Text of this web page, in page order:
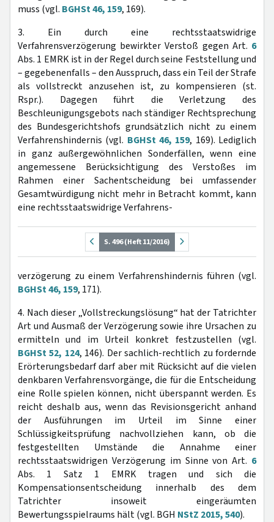
muss (vgl. BGHSt 46, 159, 169).
3. Ein durch eine rechtsstaatswidrige
Verfahrensverzögerung bewirkter Verstoß gegen Art. 6
Abs. 1 EMRK ist in der Regel durch seine Feststellung und
– gegebenenfalls – den Ausspruch, dass ein Teil der Strafe
als vollstreckt anzusehen ist, zu kompensieren (st.
Rspr.). Dagegen führt die Verletzung des
Beschleunigungsgebots nach ständiger Rechtsprechung
des Bundesgerichtshofs grundsätzlich nicht zu einem
Verfahrenshindernis (vgl. BGHSt 46, 159, 169). Lediglich
in ganz außergewöhnlichen Sonderfällen, wenn eine
angemessene Berücksichtigung des Verstoßes im
Rahmen einer Sachentscheidung bei umfassender
Gesamtwürdigung nicht mehr in Betracht kommt, kann
eine rechtsstaatswidrige Verfahrens-
S. 496 (Heft 11/2016)
verzögerung zu einem Verfahrenshindernis führen (vgl.
BGHSt 46, 159, 171).
4. Nach dieser „Vollstreckungslösung“ hat der Tatrichter
Art und Ausmaß der Verzögerung sowie ihre Ursachen zu
ermitteln und im Urteil konkret festzustellen (vgl.
BGHSt 52, 124, 146). Der sachlich-rechtlich zu fordernde
Erörterungsbedarf darf aber mit Rücksicht auf die vielen
denkbaren Verfahrensvorgänge, die für die Entscheidung
eine Rolle spielen können, nicht überspannt werden. Es
reicht deshalb aus, wenn das Revisionsgericht anhand
der Ausführungen im Urteil im Sinne einer
Schlüssigkeitsprüfung nachvollziehen kann, ob die
festgestellten Umstände die Annahme einer
rechtsstaatswidrigen Verzögerung im Sinne von Art. 6
Abs. 1 Satz 1 EMRK tragen und sich die
Kompensationsentscheidung innerhalb des dem
Tatrichter insoweit eingeräumten
Bewertungsspielraums hält (vgl. BGH NStZ 2015, 540).